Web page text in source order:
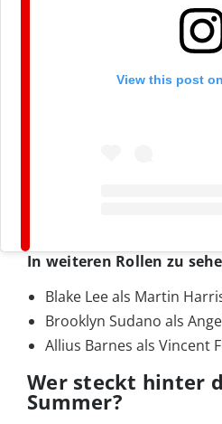
View this post
In weiteren Rollen zu
Blake Lee als Martin
Brooklyn Sudano als
Allius Barnes als Vincent
Wer steckt hinter
Summer?